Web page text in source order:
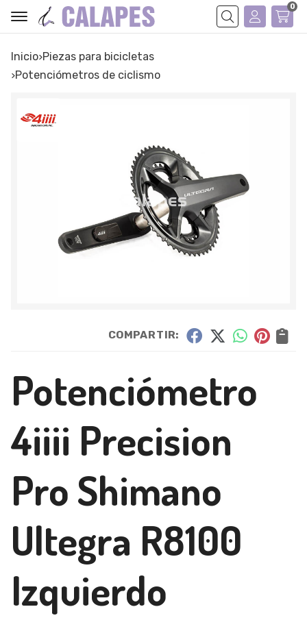
Buscar
0
Inicio
piezas para bicicletas
potenciómetros de ciclismo
COMPARTIR:
Potenciómetro
4iiii Precision
Pro Shimano
Ultegra R8100
Izquierdo